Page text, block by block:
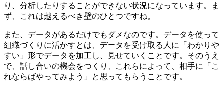
り、分析したりすることができない状況になっています。ま
ず、これは越えるべき壁のひとつですね。
また、データがあるだけでもダメなのです。データを使って
組織づくりに活かすとは、データを受け取る人に「わかりや
すい」形でデータを加工し、見せていくことです。そのうえ
で、話し合いの機会をつくり、これらによって、相手に「こ
れならばやってみよう」と思ってもらうことです。